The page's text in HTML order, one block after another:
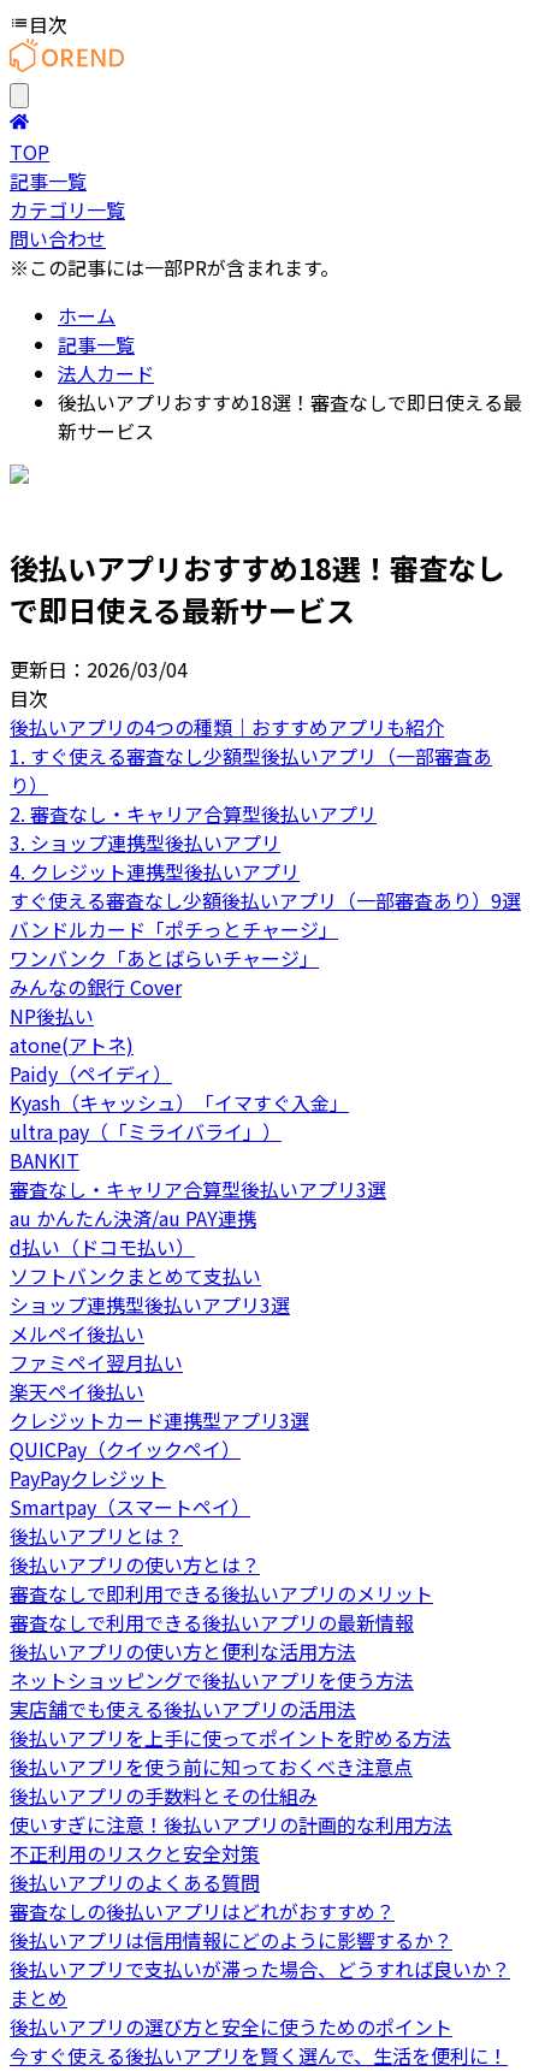
目次
TOP
記事一覧
カテゴリ一覧
問い合わせ
※この記事には一部PRが含まれます。
ホーム
記事一覧
法人カード
後払いアプリおすすめ18選！審査なしで即日使える最
新サービス
後払いアプリおすすめ18選！審査なし
で即日使える最新サービス
更新日： 2026/03/04
目次
後払いアプリの4つの種類｜おすすめアプリも紹介
1. すぐ使える審査なし少額型後払いアプリ（一部審査あ
り）
2. 審査なし・キャリア合算型後払いアプリ
3. ショップ連携型後払いアプリ
4. クレジット連携型後払いアプリ
すぐ使える審査なし少額後払いアプリ（一部審査あり）9選
バンドルカード「ポチっとチャージ」
ワンバンク「あとばらいチャージ」
みんなの銀行 Cover
NP後払い
atone(アトネ)
Paidy（ペイディ）
Kyash（キャッシュ）「イマすぐ入金」
ultra pay（「ミライバライ」）
BANKIT
審査なし・キャリア合算型後払いアプリ3選
au かんたん決済/au PAY連携
d払い（ドコモ払い）
ソフトバンクまとめて支払い
ショップ連携型後払いアプリ3選
メルペイ後払い
ファミペイ翌月払い
楽天ペイ後払い
クレジットカード連携型アプリ3選
QUICPay（クイックペイ）
PayPayクレジット
Smartpay（スマートペイ）
後払いアプリとは？
後払いアプリの使い方とは？
審査なしで即利用できる後払いアプリのメリット
審査なしで利用できる後払いアプリの最新情報
後払いアプリの使い方と便利な活用方法
ネットショッピングで後払いアプリを使う方法
実店舗でも使える後払いアプリの活用法
後払いアプリを上手に使ってポイントを貯める方法
後払いアプリを使う前に知っておくべき注意点
後払いアプリの手数料とその仕組み
使いすぎに注意！後払いアプリの計画的な利用方法
不正利用のリスクと安全対策
後払いアプリのよくある質問
審査なしの後払いアプリはどれがおすすめ？
後払いアプリは信用情報にどのように影響するか？
後払いアプリで支払いが滞った場合、どうすれば良いか？
まとめ
後払いアプリの選び方と安全に使うためのポイント
今すぐ使える後払いアプリを賢く選んで、生活を便利に！